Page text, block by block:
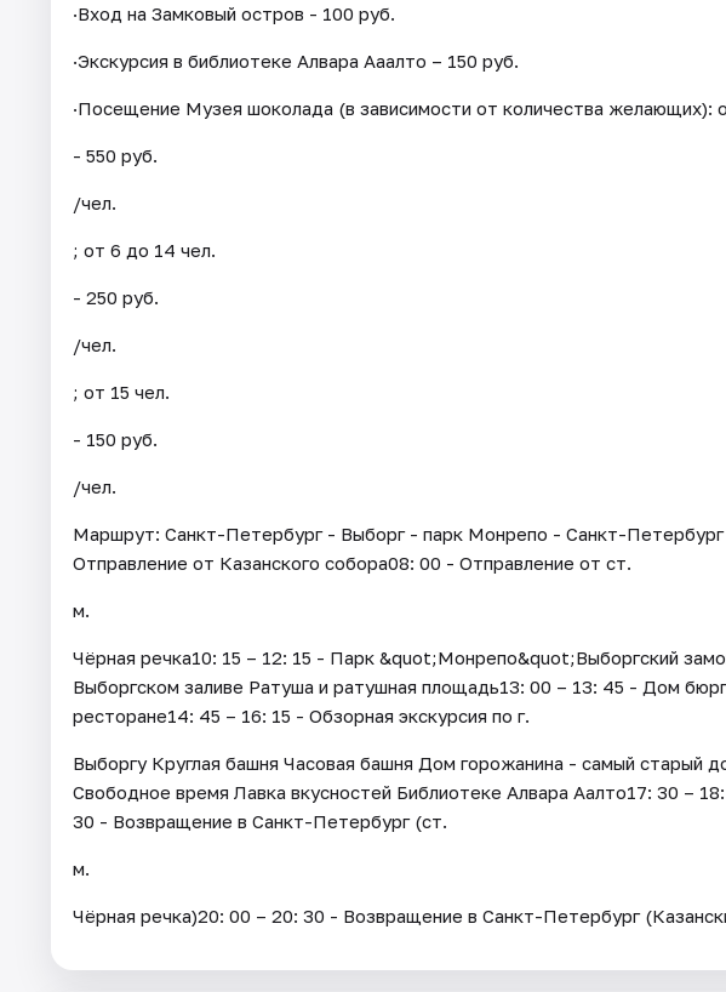
·Вход на Замковый остров - 100 руб.
·Экскурсия в библиотеке Алвара Ааалто – 150 руб.
·Посещение Музея шоколада (в зависимости от количества желающих):
- 550 руб.
/чел.
; от 6 до 14 чел.
- 250 руб.
/чел.
; от 15 чел.
- 150 руб.
/чел.
Маршрут: Санкт-Петербург - Выборг - парк Монрепо - Санкт-
Отправление от Казанского собора08: 00 - Отправление от ст.
м.
Чёрная речка10: 15 – 12: 15 - Парк &quot;Монрепо&quot;Выборгский
Выборгском заливе Ратуша и ратушная площадь13: 00 – 13: 45 - Дом
ресторане14: 45 – 16: 15 - Обзорная экскурсия по г.
Выборгу Круглая башня Часовая башня Дом горожанина - самый старый
Свободное время Лавка вкусностей Библиотеке Алвара Аалто17: 30 –
30 - Возвращение в Санкт-Петербург (ст.
м.
Чёрная речка)20: 00 – 20: 30 - Возвращение в Санкт-Петербург